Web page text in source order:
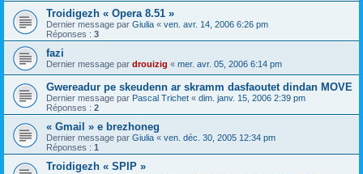
Troidigezh « Opera 8.51 »
Dernier message par Giulia « ven. avr. 14, 2006 6:26 pm
Réponses : 3
fazi
Dernier message par drouizig « mer. avr. 05, 2006 6:14 pm
Gwereadur pe skeudenn ar skramm dasfaoutet dindan MOVE
Dernier message par Pascal Trichet « dim. janv. 15, 2006 2:39 pm
Réponses : 2
« Gmail » e brezhoneg
Dernier message par Giulia « ven. déc. 30, 2005 12:34 pm
Réponses : 1
Troidigezh « SPIP »